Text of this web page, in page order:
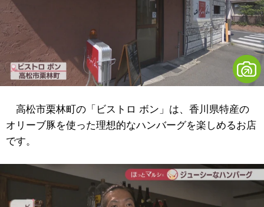
高松市栗林町の「ビストロ ボン」は、香川県特産の
オリーブ豚を使った理想的なハンバーグを楽しめるお店
です。